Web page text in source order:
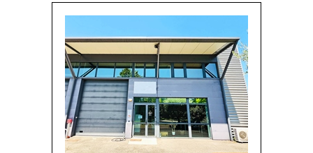
Au nord de Toulouse :
- Zone Industrielle La Glacière
- Lalande
- Zone Industrielle de Fondeyre
- ZAC Garonne